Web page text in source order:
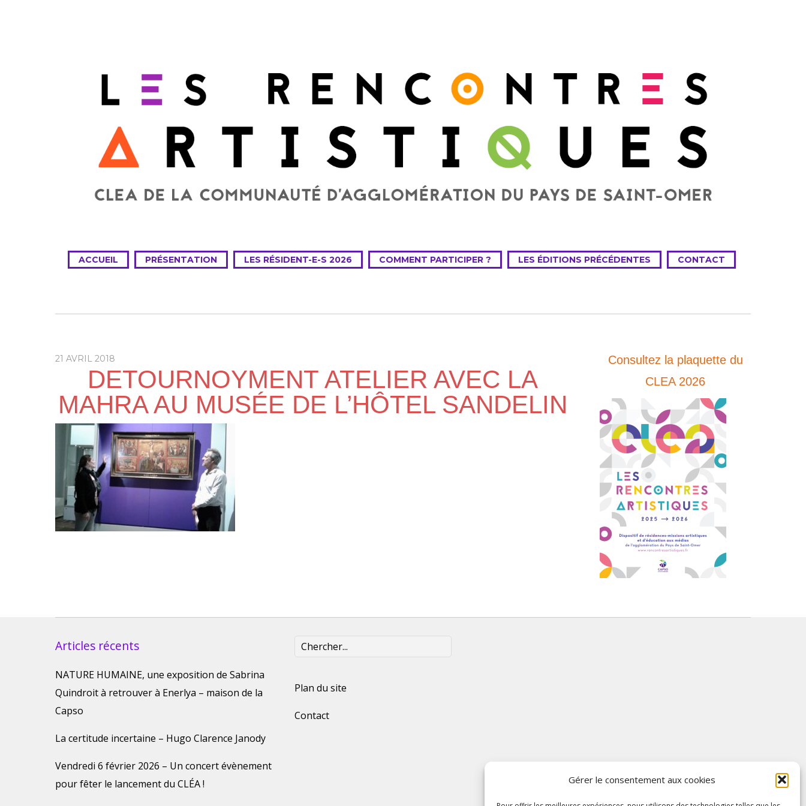
Gérer le consentement aux cookies
ACCUEIL PRÉSENTATION LES RÉSIDENT-E-S 2026 COMMENT PARTICIPER ? LES ÉDITIONS PRÉCÉDENTES CONTACT
21 AVRIL 2018
DETOURNOYMENT ATELIER AVEC LA
MAHRA AU MUSÉE DE L’HÔTEL SANDELIN
Consultez la plaquette du
CLEA 2026
Articles récents
NATURE HUMAINE, une exposition de Sabrina
Quindroit à retrouver à Enerlya – maison de la
Capso
La certitude incertaine – Hugo Clarence Janody
Vendredi 6 février 2026 – Un concert évènement
pour fêter le lancement du CLÉA !
Plan du site
Contact